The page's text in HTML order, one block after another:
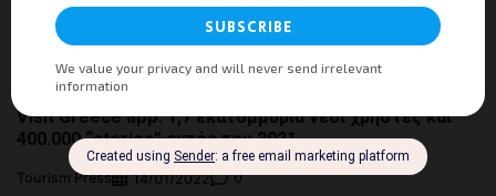
Visit Greece app: 1,7 εκατομμύρια νέοι χρήστες και
400.000 “stories” εντός του 2021
Tourism Press 14/01/2022 0